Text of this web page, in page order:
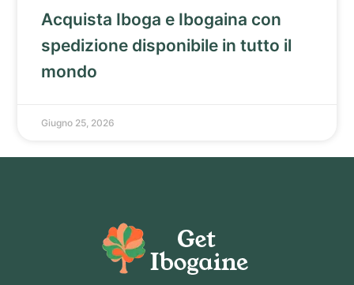
Acquista Iboga e Ibogaina con
spedizione disponibile in tutto il
mondo
Giugno 25, 2026